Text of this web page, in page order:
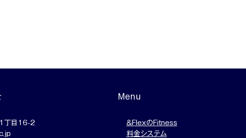
1丁目16-2
Menu
&FlexのFitness
料金システム